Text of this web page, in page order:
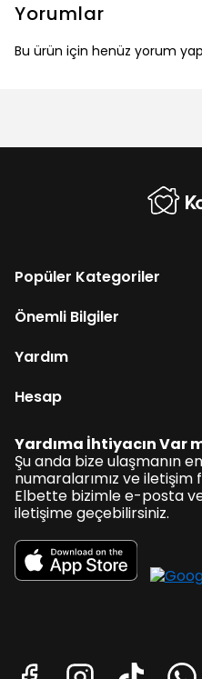
Yorumlar
Bu ürün için henüz yorum
Popüler Kategoriler
Önemli Bilgiler
Yardım
Hesap
Yardıma İhtiyacın Var
Şu anda bize ulaşmanın
numaralarımız ve iletişim
Elbette bizimle e-posta
iletişime geçebilirsiniz.